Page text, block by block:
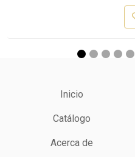
Inicio
Catálogo
Acerca de